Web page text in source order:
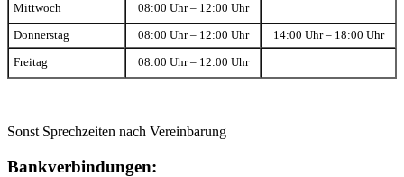
Mittwoch 08:00 Uhr – 12:00 Uhr
Donnerstag 08:00 Uhr – 12:00 Uhr 14:00 Uhr – 18:00 Uhr
Freitag 08:00 Uhr – 12:00 Uhr
Sonst Sprechzeiten nach Vereinbarung
Bankverbindungen: